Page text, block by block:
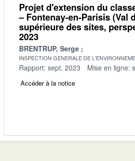
Projet d'extension du
– Fontenay-en-Parisis (Val
supérieure des sites,
2023
BRENTRUP, Serge
INSPECTION GENERALE DE
Rapport: sept. 2023 Mise en ligne:
Accéder à la notice